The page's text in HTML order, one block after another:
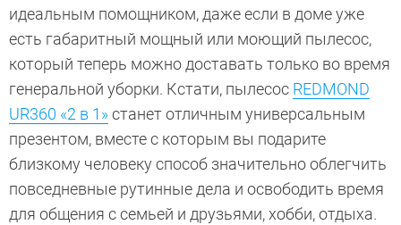
идеальным помощником, даже если в доме уже
есть габаритный мощный или моющий пылесос,
который теперь можно доставать только во время
генеральной уборки. Кстати, пылесос REDMOND
UR360 «2 в 1»станет отличным универсальным
презентом, вместе с которым вы подарите
близкому человеку способ значительно облегчить
повседневные рутинные дела и освободить время
для общения с семьей и друзьями, хобби, отдыха.